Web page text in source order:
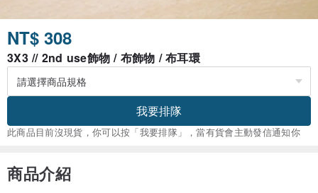
NT$ 308
3X3 // 2nd use飾物 / 布飾物 / 布耳環
我要排隊
此商品目前沒現貨，你可以按「我要排隊」，當有貨會主動發信通知你
商品介紹